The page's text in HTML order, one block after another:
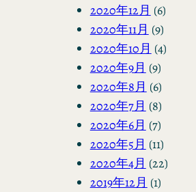
2020年12月 (6)
2020年11月 (9)
2020年10月 (4)
2020年9月 (9)
2020年8月 (6)
2020年7月 (8)
2020年6月 (7)
2020年5月 (11)
2020年4月 (22)
2019年12月 (1)